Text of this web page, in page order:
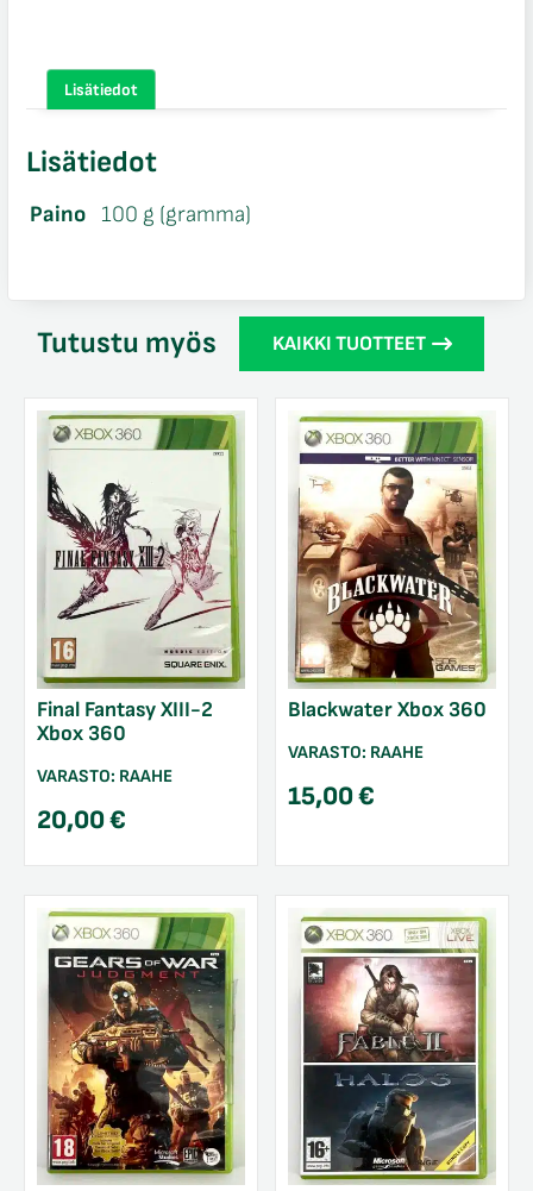
Lisätiedot
Lisätiedot
Paino 100 g (gramma)
Tutustu myös KAIKKI TUOTTEET
Final Fantasy XIII-2
Xbox 360
VARASTO: RAAHE
20,00€
Blackwater Xbox 360
VARASTO: RAAHE
15,00€